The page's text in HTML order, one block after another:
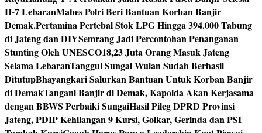
H-7 LebaranMabes Polri Beri Bantuan Korban Banjir
Demak.Pertamina Pertebal Stok LPG Hingga 394.000 Tabung
di Jateng dan DIYSemrang Jadi Percontohan Penanganan
Stunting Oleh UNESCO18,23 Juta Orang Masuk Jateng
Selama LebaranTanggul Sungai Wulan Sudah Berhasil
DitutupBhayangkari Salurkan Bantuan Untuk Korban Banjir
di DemakTangani Banjir di Demak, Kapolda Akan Kerjasama
dengan BBWS Perbaiki SungaiHasil Pileg DPRD Provinsi
Jateng, PDIP Kehilangan 9 Kursi, Golkar, Gerinda dan PSI